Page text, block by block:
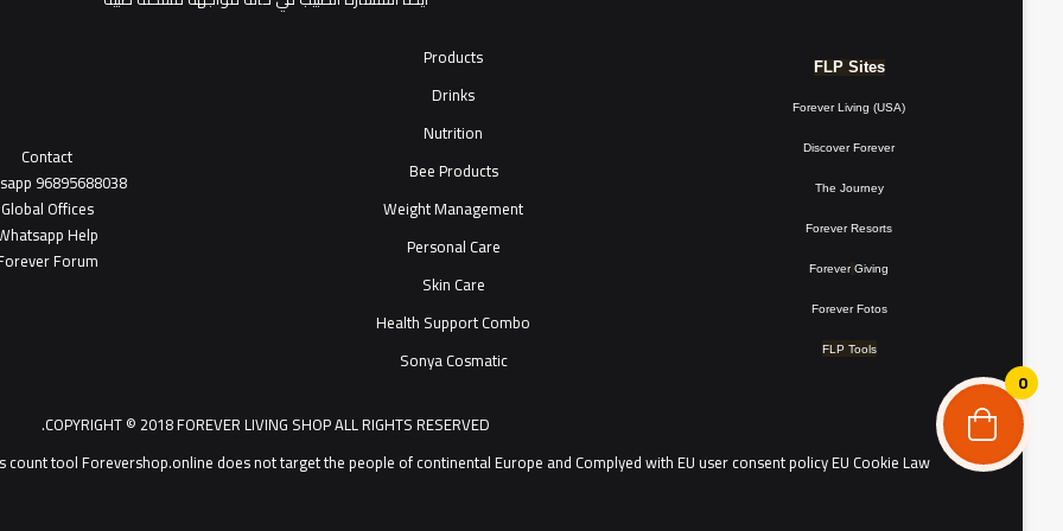
0
FLP Sites
Forever Living (USA)
Discover Forever
The Journey
Forever Resorts
Forever Giving
Forever Fotos
FLP Tools
Products
Drinks
Nutrition
Bee Products
Weight Management
Personal Care
Skin Care
Health Support Combo
Sonya Cosmatic
Contact
96895688038
Global Offices
hatsapp Help
Forum
COPYRIGHT © 2018 FOREVER LIVING SHOP ALL RIGHTS RESERVED.
count toolForevershop.online does not target the people of continental Europe and Complyed with EU user consent policy EU Cookie Law يمكنك التحدث مع خدمة عملاء ®Forever Living Products shop 2026